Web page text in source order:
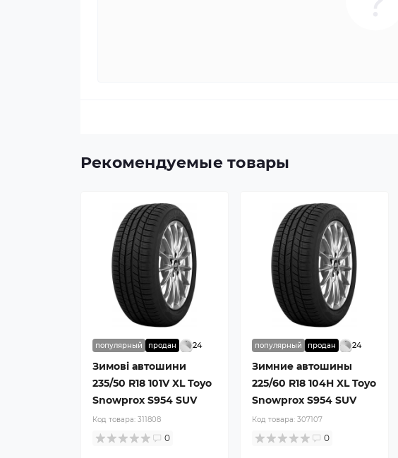
Рекомендуемые товары
популярный продан 24
Зимові автошини
235/50 R18 101V XL Toyo
Snowprox S954 SUV
Код товара: 311808
0
популярный продан 24
Зимние автошины
225/60 R18 104H XL Toyo
Snowprox S954 SUV
Код товара:307107
0